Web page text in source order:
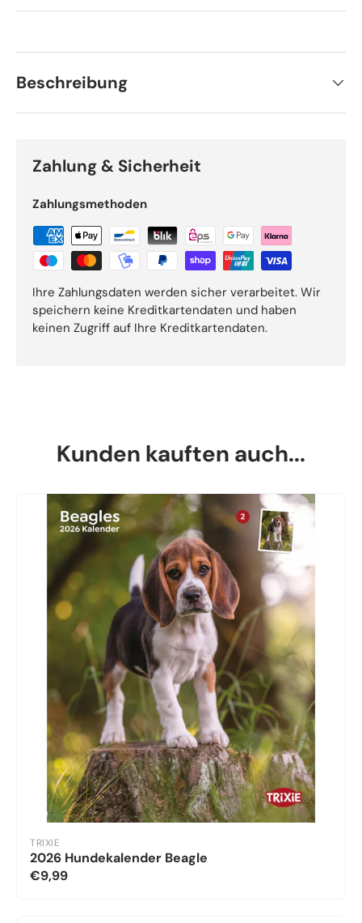
Beschreibung
Zahlung & Sicherheit
Zahlungsmethoden
Ihre Zahlungsdaten werden sicher verarbeitet. Wir
speichern keine Kreditkartendaten und haben
keinen Zugriff auf Ihre Kreditkartendaten.
Kunden kauften auch...
TRIXIE
2026 Hundekalender Beagle
€9,99